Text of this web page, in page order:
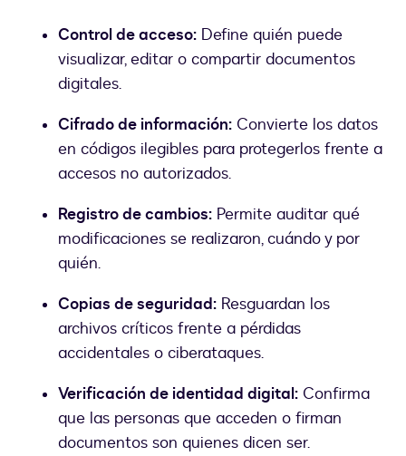
Control de acceso: Define quién puede
visualizar, editar o compartir documentos
digitales.
Cifrado de información: Convierte los datos
en códigos ilegibles para protegerlos frente a
accesos no autorizados.
Registro de cambios: Permite auditar qué
modificaciones se realizaron, cuándo y por
quién.
Copias de seguridad: Resguardan los
archivos críticos frente a pérdidas
accidentales o ciberataques.
Verificación de identidad digital: Confirma
que las personas que acceden o firman
documentos son quienes dicen ser.